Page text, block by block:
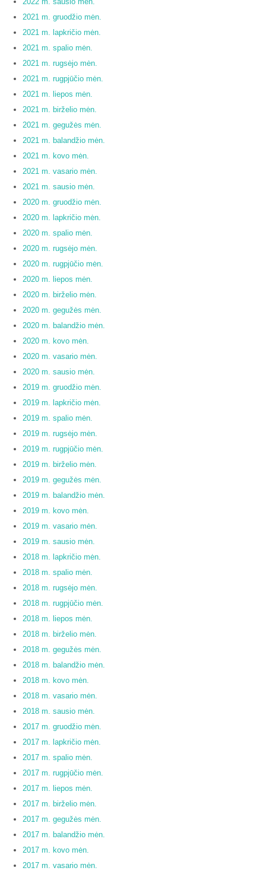
2021 m. gruodžio mėn.
2021 m. lapkričio mėn.
2021 m. spalio mėn.
2021 m. rugsėjo mėn.
2021 m. rugpjūčio mėn.
2021 m. liepos mėn.
2021 m. birželio mėn.
2021 m. gegužės mėn.
2021 m. balandžio mėn.
2021 m. kovo mėn.
2021 m. vasario mėn.
2021 m. sausio mėn.
2020 m. gruodžio mėn.
2020 m. lapkričio mėn.
2020 m. spalio mėn.
2020 m. rugsėjo mėn.
2020 m. rugpjūčio mėn.
2020 m. liepos mėn.
2020 m. birželio mėn.
2020 m. gegužės mėn.
2020 m. balandžio mėn.
2020 m. kovo mėn.
2020 m. vasario mėn.
2020 m. sausio mėn.
2019 m. gruodžio mėn.
2019 m. lapkričio mėn.
2019 m. spalio mėn.
2019 m. rugsėjo mėn.
2019 m. rugpjūčio mėn.
2019 m. birželio mėn.
2019 m. gegužės mėn.
2019 m. balandžio mėn.
2019 m. kovo mėn.
2019 m. vasario mėn.
2019 m. sausio mėn.
2018 m. lapkričio mėn.
2018 m. spalio mėn.
2018 m. rugsėjo mėn.
2018 m. rugpjūčio mėn.
2018 m. liepos mėn.
2018 m. birželio mėn.
2018 m. gegužės mėn.
2018 m. balandžio mėn.
2018 m. kovo mėn.
2018 m. vasario mėn.
2018 m. sausio mėn.
2017 m. gruodžio mėn.
2017 m. lapkričio mėn.
2017 m. spalio mėn.
2017 m. rugpjūčio mėn.
2017 m. liepos mėn.
2017 m. birželio mėn.
2017 m. gegužės mėn.
2017 m. balandžio mėn.
2017 m. kovo mėn.
2017 m. vasario mėn.